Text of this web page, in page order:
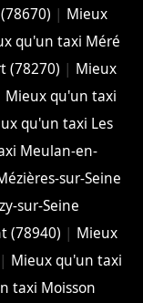
| Mieux
qu'un taxi Méré
(78270) | Mieux
Mieux qu'un taxi
qu'un taxi Les
Meulan-en-
sur-Seine
sur-Seine
(78940) | Mieux
| Mieux qu'un taxi
taxi Moisson